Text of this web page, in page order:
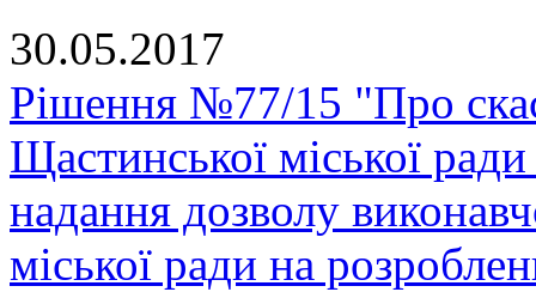
30.05.2017
Рішення №77/15 "Про
Щастинської міської
надання дозволу
міської ради на